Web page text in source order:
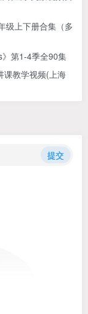
级上下册合集（多
第1-4季全90集
课教学视频(上海
提交